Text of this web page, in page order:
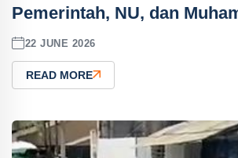
Pemerintah, NU, dan
22 JUNE 2026
READ MORE